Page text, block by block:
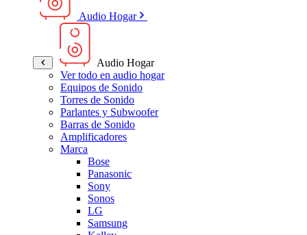
Audio Hogar
Audio Hogar
Ver todo en audio hogar
Equipos de Sonido
Torres de Sonido
Parlantes y Subwoofer
Barras de Sonido
Amplificadores
Marca
Bose
Panasonic
Sony
Sonos
LG
Samsung